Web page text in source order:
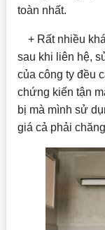
toàn nhất.
+ Rất nhiều
sau khi liên hệ,
của công ty đều
chứng kiến tận
bị mà mình sử
giá cả phải